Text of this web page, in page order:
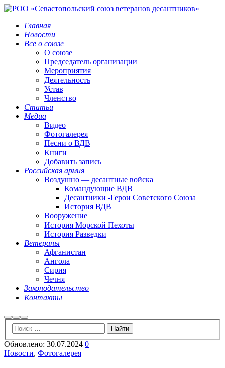
Главная
Новости
Все о союзе
О союзе
Председатель организации
Мероприятия
Деятельность
Устав
Членство
Статьи
Медиа
Видео
Фотогалерея
Песни о ВДВ
Книги
Добавить запись
Российская армия
Воздушно — десантные войска
Командующие ВДВ
Десантники -Герои Советского Союза
История ВДВ
Вооружение
История Морской Пехоты
История Разведки
Ветераны
Афганистан
Ангола
Сирия
Чечня
Законодательство
Контакты
НайтиБольше
информации
Главное
меню
Обновлено: 30.07.2024 0
Новости, Фотогалерея